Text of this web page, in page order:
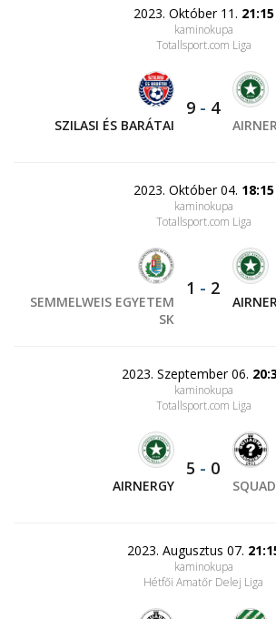
2023. Október 11. 21:15
kaminokupa
Totallsport.com Liga
SZILASI ÉS BARÁTAI
9 - 4
2023. Október 04. 18:15
kaminokupa
Totallsport.com Liga
SEMMELWEIS EGYETEM
SK
1 - 2
2023. Szeptember 06.
kaminokupa
Totallsport.com Liga
AIRNERGY
5 - 0
2023. Augusztus 07.
kaminokupa
Hétfői Amatőr Delej Liga